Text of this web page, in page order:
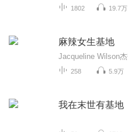
1802 19.7万
麻辣女生基地
258 5.9万
我在末世有基地